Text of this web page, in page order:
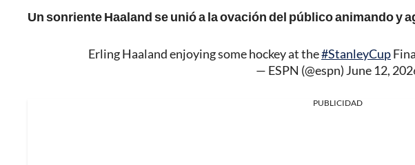
Un sonriente Haaland se unió a la ovación del público animando y
Erling Haaland enjoying some hockey at the#StanleyCup
— ESPN (@espn) June 12,
PUBLICIDAD